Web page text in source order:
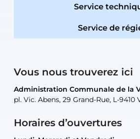
Service
Service de
Vous nous trouverez ici
Administration Communale de la
pl. Vic. Abens, 29 Grand-Rue, L-9410
Horaires d’ouvertures
Administration Communale de la
pl. Vic. Abens, 29 Grand-Rue, L-9410
Administration Communale de la
pl. Vic. Abens, 29 Grand-Rue, L-9410
Administration Communale de la
pl. Vic. Abens, 29 Grand-Rue, L-9410
Atelier Communal de la Ville de
30, rue Neugarten, L-9422 Vianden